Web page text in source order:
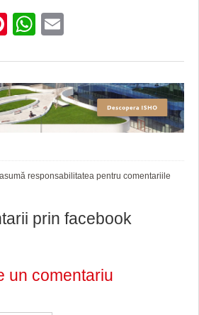
Pinterest
WhatsApp
responsabilitatea pentru comentariile
prin facebook
un comentariu